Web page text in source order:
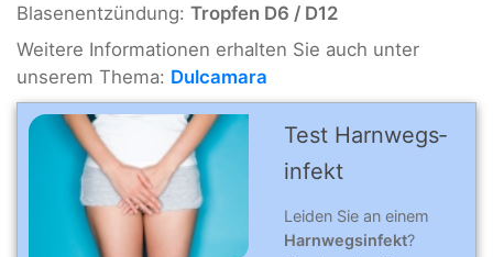
Blasenentzündung: Tropfen D6 / D12
Weitere Informationen erhalten Sie auch unter
unserem Thema: Dulcamara
Test Harn­wegs­
in­fekt
Leiden Sie an einem
Harnwegsinfekt?